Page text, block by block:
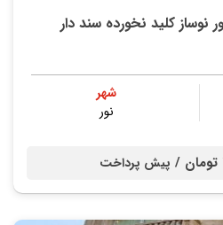
نوساز کلید نخورده سند دار
شهر
نور
پیش پرداخت